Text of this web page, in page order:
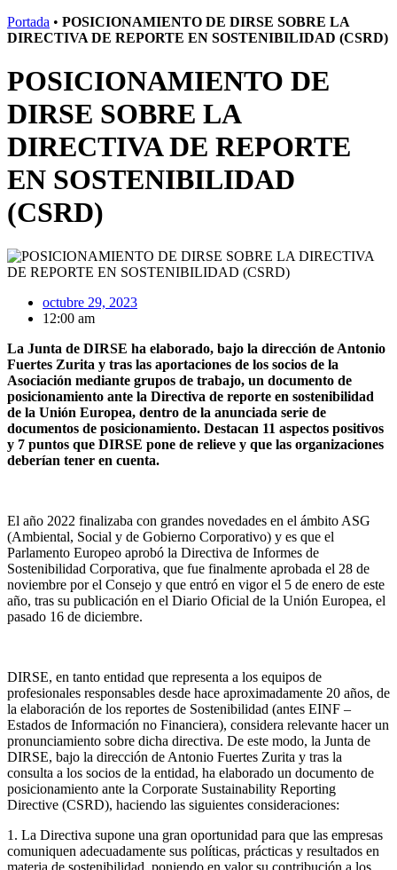
Portada • POSICIONAMIENTO DE DIRSE SOBRE LA
DIRECTIVA DE REPORTE EN SOSTENIBILIDAD (CSRD)
POSICIONAMIENTO DE
DIRSE SOBRE LA
DIRECTIVA DE REPORTE
EN SOSTENIBILIDAD
(CSRD)
octubre 29, 2023
12:00 am
La Junta de DIRSE ha elaborado, bajo la dirección de Antonio
Fuertes Zurita y tras las aportaciones de los socios de la
Asociación mediante grupos de trabajo, un documento de
posicionamiento ante la Directiva de reporte en sostenibilidad
de la Unión Europea, dentro de la anunciada serie de
documentos de posicionamiento. Destacan 11 aspectos positivos
y 7 puntos que DIRSE pone de relieve y que las organizaciones
deberían tener en cuenta.
El año 2022 finalizaba con grandes novedades en el ámbito ASG
(Ambiental, Social y de Gobierno Corporativo) y es que el
Parlamento Europeo aprobó la Directiva de Informes de
Sostenibilidad Corporativa, que fue finalmente aprobada el 28 de
noviembre por el Consejo y que entró en vigor el 5 de enero de este
año, tras su publicación en el Diario Oficial de la Unión Europea, el
pasado 16 de diciembre.
DIRSE, en tanto entidad que representa a los equipos de
profesionales responsables desde hace aproximadamente 20 años, de
la elaboración de los reportes de Sostenibilidad (antes EINF –
Estados de Información no Financiera), considera relevante hacer un
pronunciamiento sobre dicha directiva. De este modo, la Junta de
DIRSE, bajo la dirección de Antonio Fuertes Zurita y tras la
consulta a los socios de la entidad, ha elaborado un documento de
posicionamiento ante la Corporate Sustainability Reporting
Directive (CSRD), haciendo las siguientes consideraciones:
1. La Directiva supone una gran oportunidad para que las empresas
comuniquen adecuadamente sus políticas, prácticas y resultados en
materia de sostenibilidad, poniendo en valor su contribución a los